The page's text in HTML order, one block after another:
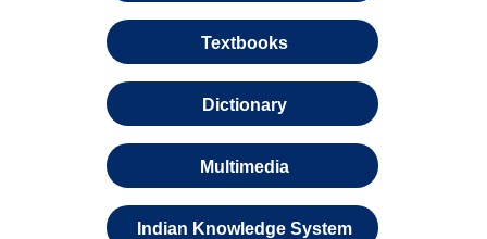
Textbooks
Dictionary
Multimedia
Indian Knowledge System